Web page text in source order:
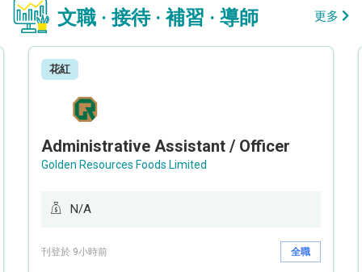
文職 · 接待 · 補習 · 導師 更多
花紅
Administrative Assistant / Officer
Golden Resources Foods Limited
N/A
刊登於 9小時前 全職